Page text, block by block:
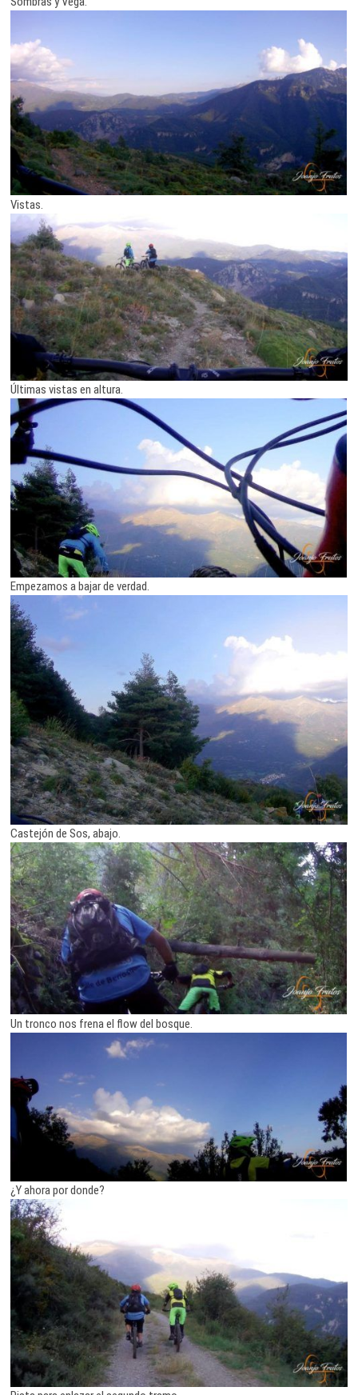
Vistas.
Últimas vistas en altura.
Empezamos a bajar de verdad.
Castejón de Sos, abajo.
Un tronco nos frena el flow del bosque.
¿Y ahora por donde?